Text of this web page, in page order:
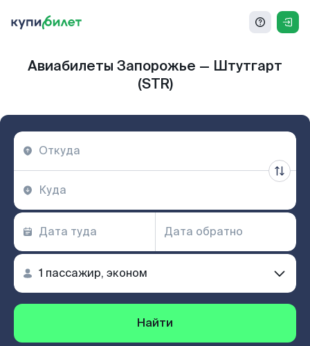
Авиабилеты Запорожье — Штутгарт
(STR)
Найти